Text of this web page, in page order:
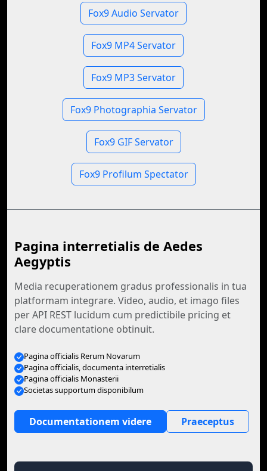
Fox9 Audio Servator
Fox9 MP4 Servator
Fox9 MP3 Servator
Fox9 Photographia Servator
Fox9 GIF Servator
Fox9 Profilum Spectator
Pagina interretialis de Aedes
Aegyptis
Media recuperationem gradus professionalis in tua
platformam integrare. Video, audio, et imago files
per API REST lucidum cum predictibile pricing et
clare documentatione obtinuit.
Pagina officialis Rerum Novarum
Pagina officialis, documenta interretialis
Pagina officialis Monasterii
Societas supportum disponibilum
Documentationem videre Praeceptus